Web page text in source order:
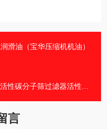
滑油（宝华压缩机机油）
碳分子筛过滤器活性炭滤芯
言